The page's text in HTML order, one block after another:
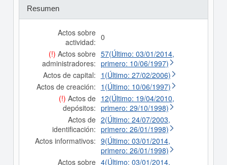
Resumen
Actos sobre
actividad: 0
(!) Actos sobre
administradores:
57(Último: 03/01/2014,
primero: 10/06/1997)
Actos de capital: 1(Último: 27/02/2006)
Actos de creación: 1(Último: 10/06/1997)
(!) Actos de
depósitos:
12(Último: 19/04/2010,
primero: 29/10/1998)
Actos de
identificación:
2(Último: 24/07/2003,
primero: 26/01/1998)
Actos informativos: 9(Último: 03/01/2014,
primero: 26/01/1998)
Actos sobre 4(Último: 03/01/2014,